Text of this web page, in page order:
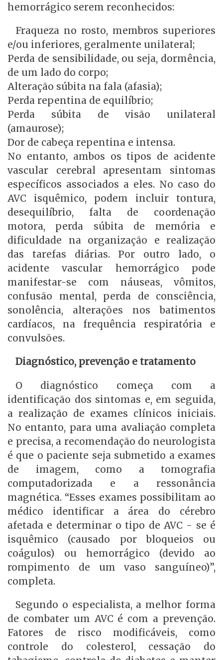
hemorrágico serem reconhecidos:
Fraqueza no rosto, membros superiores
e/ou inferiores, geralmente unilateral;
Perda de sensibilidade, ou seja, dormência,
de um lado do corpo;
Alteração súbita na fala (afasia);
Perda repentina de equilíbrio;
Perda súbita de visão unilateral
(amaurose);
Dor de cabeça repentina e intensa.
No entanto, ambos os tipos de acidente
vascular cerebral apresentam sintomas
específicos associados a eles. No caso do
AVC isquêmico, podem incluir tontura,
desequilíbrio, falta de coordenação
motora, perda súbita de memória e
dificuldade na organização e realização
das tarefas diárias. Por outro lado, o
acidente vascular hemorrágico pode
manifestar-se com náuseas, vômitos,
confusão mental, perda de consciência,
sonolência, alterações nos batimentos
cardíacos, na frequência respiratória e
convulsões.
Diagnóstico, prevenção e tratamento
O diagnóstico começa com a
identificação dos sintomas e, em seguida,
a realização de exames clínicos iniciais.
No entanto, para uma avaliação completa
e precisa, a recomendação do neurologista
é que o paciente seja submetido a exames
de imagem, como a tomografia
computadorizada e a ressonância
magnética. “Esses exames possibilitam ao
médico identificar a área do cérebro
afetada e determinar o tipo de AVC - se é
isquêmico (causado por bloqueios ou
coágulos) ou hemorrágico (devido ao
rompimento de um vaso sanguíneo)”,
completa.
Segundo o especialista, a melhor forma
de combater um AVC é com a prevenção.
Fatores de risco modificáveis, como
controle do colesterol, cessação do